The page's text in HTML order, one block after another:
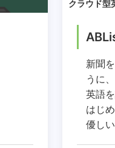
クラウド型
新聞
うに、
英語
はじ
優し